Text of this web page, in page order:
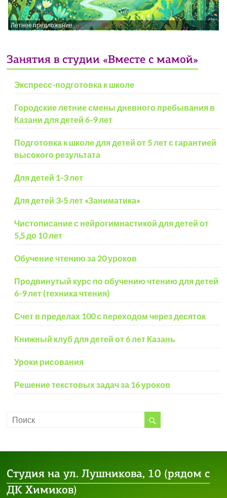
Летнее предложение
Занятия в студии «Вместе с мамой»
Экспресс-подготовка к школе
Городские летние смены дневного пребывания в
Казани для детей 6-9 лет
Подготовка к школе для детей от 5 лет с гарантией
высокого результата
Для детей 1-3 лет
Для детей 3-5 лет «Заниматика»
Чистописание с нейрогимнастикой для детей от
5,5 до 10 лет
Обучение чтению за 20 уроков
Продвинутый курс по обучению чтению для детей
6-9 лет (техника чтения)
Счет в пределах 100 с переходом через десяток
Книжный клуб для детей от 6 лет Казань
Уроки рисования
Решение текстовых задач за 16 уроков
Студия на ул. Лушникова, 10 (рядом с
ДК Химиков)